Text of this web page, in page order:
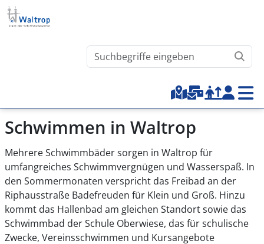
Direkt zum Inhalt
Waltrop.de durchsuchen
Top-Menu
Schwimmen in Waltrop
Mehrere Schwimmbäder sorgen in Waltrop für
umfangreiches Schwimmvergnügen und Wasserspaß. In
den Sommermonaten verspricht das Freibad an der
Riphausstraße Badefreuden für Klein und Groß. Hinzu
kommt das Hallenbad am gleichen Standort sowie das
Schwimmbad der Schule Oberwiese, das für schulische
Zwecke, Vereinsschwimmen und Kursangebote